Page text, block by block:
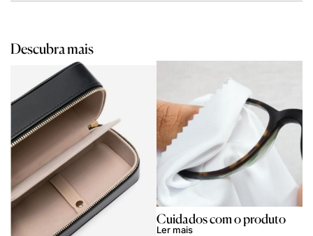
Descubra mais
Cuidados com o produto
Ler mais